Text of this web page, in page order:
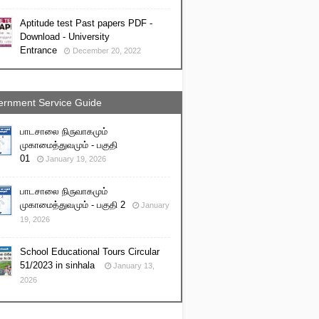
Aptitude test Past papers PDF -
Download - University
Entrance
December 20, 2022
Service Guide
பாடசாலை நிருவாகமும்
முகாமைத்துவமும் - பகுதி
01
January 19, 2026
பாடசாலை நிருவாகமும்
முகாமைத்துவமும் - பகுதி 2
January
19, 2026
School Educational Tours Circular
51/2023 in sinhala
January 13,
2026